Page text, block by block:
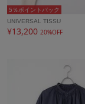
5％ポイントバック
UNIVERSAL TISSU
¥13,200 20%OFF